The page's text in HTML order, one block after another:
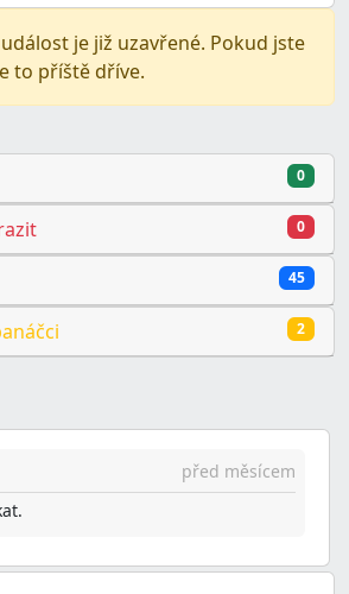
je již uzavřené. Pokud jste
to příště dříve.
0
0
45
2
před měsícem